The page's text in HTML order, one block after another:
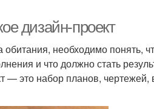
дизайн-проект
обитания, необходимо понять,
и что должно стать
— это набор планов, чертежей,